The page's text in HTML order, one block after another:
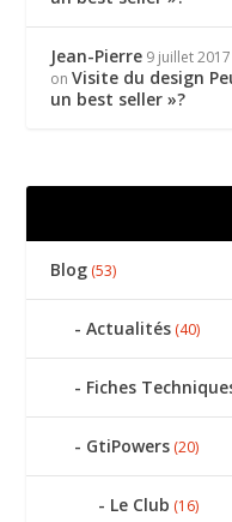
Jean-Pierre 9 juillet 2017
onVisite du design
un best seller »?
Blog (53)
Actualités (40)
Fiches
GtiPowers (20)
Le Club (16)